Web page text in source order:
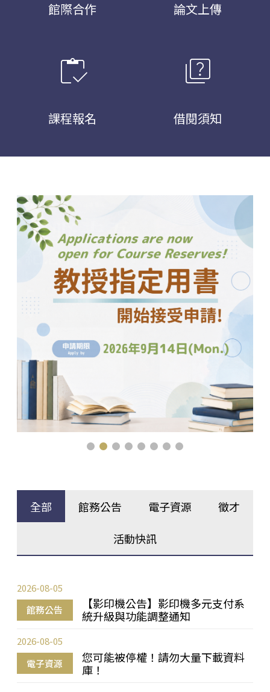
館際合作 論文上傳
inventory
課程報名
quiz
借閱須知
全部 館務公告 電子資源 徵才
活動快訊
館務公告
【影印機公告】影印機多元支付系
統升級與功能調整通知
2026-08-05
電子資源
您可能被停權！請勿大量下載資料
庫！
2026-08-05